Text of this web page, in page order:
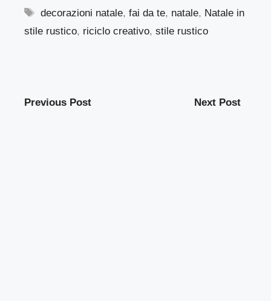
Tag
decorazioni natale,fai da te, natale, Natale in
stile rustico, riciclo creativo, stile rustico
Previous Post Next Post